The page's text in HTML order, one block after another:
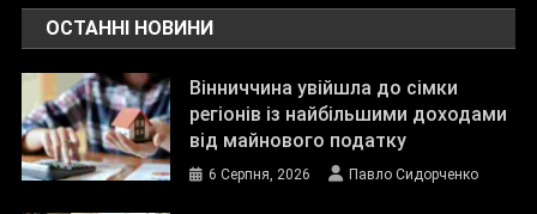
ОСТАННІ НОВИНИ
Вінниччина увійшла до сімки
регіонів із найбільшими доходами
від майнового податку
6 Серпня, 2026 Павло Сидорченко